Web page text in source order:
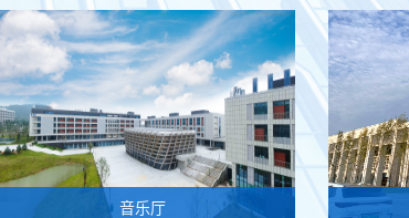
音乐厅